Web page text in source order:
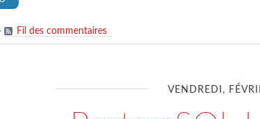
Fil des commentaires
VENDREDI,